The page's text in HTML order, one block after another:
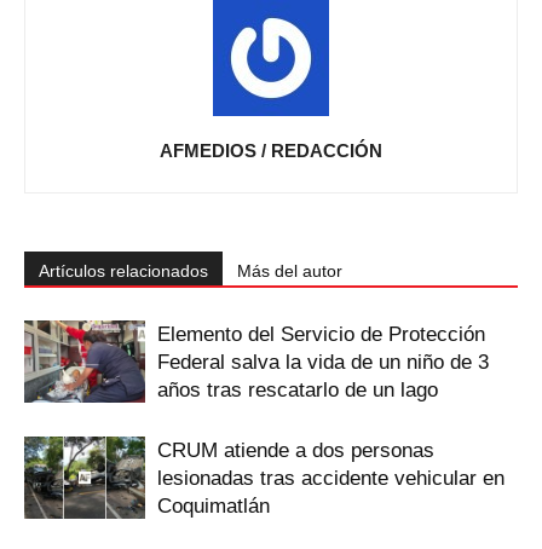
AFMEDIOS / REDACCIÓN
Artículos relacionados Más del autor
Elemento del Servicio de Protección
Federal salva la vida de un niño de 3
años tras rescatarlo de un lago
CRUM atiende a dos personas
lesionadas tras accidente vehicular en
Coquimatlán